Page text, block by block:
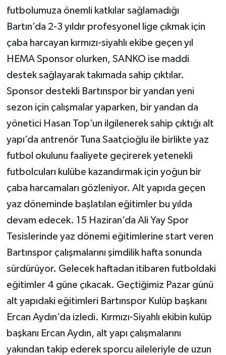
futbolumuza önemli katkılar sağlamadığı
Bartın’da 2-3 yıldır profesyonel lige çıkmak için
çaba harcayan kırmızı-siyahlı ekibe geçen yıl
HEMA Sponsor olurken, SANKO ise maddi
destek sağlayarak takımada sahip çıktılar.
Sponsor destekli Bartınspor bir yandan yeni
sezon için çalışmalar yaparken, bir yandan da
yönetici Hasan Top’un ilgilenerek sahip çıktığı alt
yapı’da antrenör Tuna Saatçioğlu ile birlikte yaz
futbol okulunu faaliyete geçirerek yetenekli
futbolcuları kulübe kazandırmak için yoğun bir
çaba harcamaları gözleniyor. Alt yapıda geçen
yaz döneminde başlatılan eğitimler bu yılda
devam edecek. 15 Haziran’da Ali Yay Spor
Tesislerinde yaz dönemi eğitimlerine start veren
Bartınspor çalışmalarını şimdilik hafta sonunda
sürdürüyor. Gelecek haftadan itibaren futboldaki
eğitimler 4 güne çıkacak. Geçtiğimiz Pazar günü
alt yapıdaki eğitimleri Bartınspor Kulüp başkanı
Ercan Aydın’da izledi. Kırmızı-Siyahlı ekibin kulüp
başkanı Ercan Aydın, alt yapı çalışmalarını
yakından takip ederek sporcu aileleriyle de uzun